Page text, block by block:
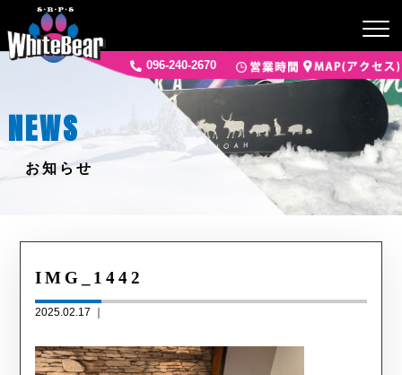
096-240-2670
NEWS
お知らせ
IMG_1442
2025.02.17 ｜